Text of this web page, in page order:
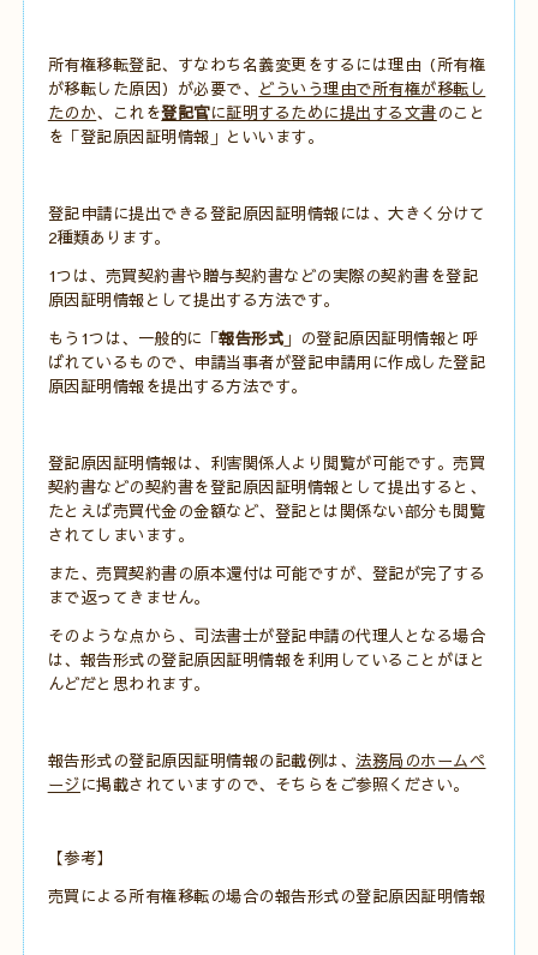
所有権移転登記、すなわち名義変更をするには理由（所有権
が移転した原因）が必要で、 どういう理由で所有権が移転し
たのか、これを登記官に証明するために提出する文書のこと
を「登記原因証明情報」といいます。
登記申請に提出できる登記原因証明情報には、大きく分けて
2種類あります。
1つは、売買契約書や贈与契約書などの実際の契約書を登記
原因証明情報として提出する方法です。
もう1つは、一般的に「報告形式 」の登記原因証明情報と呼
ばれているもので、申請当事者が登記申請用に作成した登記
原因証明情報を提出する方法です。
登記原因証明情報は、利害関係人より閲覧が可能です。売買
契約書などの契約書を登記原因証明情報として提出すると、
たとえば売買代金の金額など、登記とは関係ない部分も閲覧
されてしまいます。
また、売買契約書の原本還付は可能ですが、登記が完了する
まで返ってきません。
そのような点から、司法書士が登記申請の代理人となる場合
は、報告形式の登記原因証明情報を利用していることがほと
んどだと思われます。
報告形式の登記原因証明情報の記載例は、法務局のホームペ
ージに掲載されていますので、そちらをご参照ください。
【参考】
売買による所有権移転の場合の報告形式の登記原因証明情報